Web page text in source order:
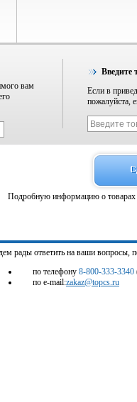
вам
Введите
Если в
пожалуйста,
Подробную информацию о товарах
рады ответить на ваши вопросы,
по телефону 8-800-333-3340
по e-mail:zakaz@topcs.ru